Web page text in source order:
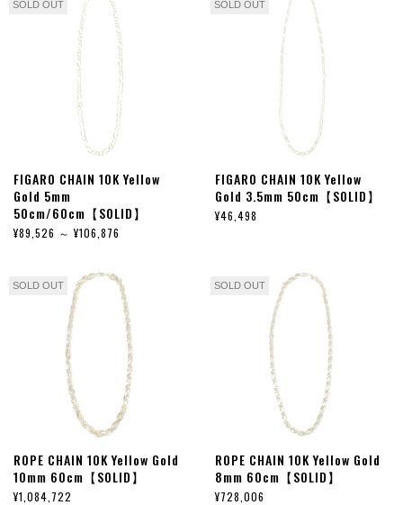
SOLD OUT
FIGARO CHAIN 10K Yellow
Gold 5mm
50cm/60cm【SOLID】
¥89,526 ～ ¥106,876
SOLD OUT
FIGARO CHAIN 10K Yellow
Gold 3.5mm 50cm【SOLID】
¥46,498
SOLD OUT
ROPE CHAIN 10K Yellow Gold
10mm 60cm【SOLID】
¥1,084,722
SOLD OUT
ROPE CHAIN 10K Yellow Gold
8mm 60cm【SOLID】
¥728,006